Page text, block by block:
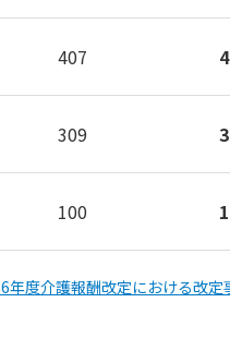
407
309
100
年度介護報酬改定における改